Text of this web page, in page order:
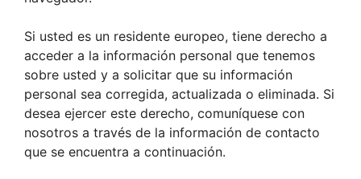
Si usted es un residente europeo, tiene derecho a
acceder a la información personal que tenemos
sobre usted y a solicitar que su información
personal sea corregida, actualizada o eliminada. Si
desea ejercer este derecho, comuníquese con
nosotros a través de la información de contacto
que se encuentra a continuación.